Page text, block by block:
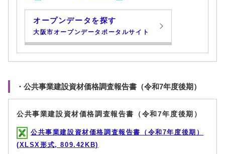
オープンデータを探す
大阪市オープンデータポータルサイト
・公共事業建設資材価格調査報告書（令和7年度後期）
公共事業建設資材価格調査報告書（令和7年度後期）
公共事業建設資材価格調査報告書（令和7年度後期）
(XLSX形式, 809.42KB)